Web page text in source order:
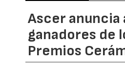
Ascer anuncia
ganadores de
Premios